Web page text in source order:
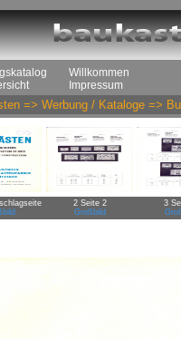
Willkommen
Impressum
=> Werbung / Kataloge =>
2 Seite 2
Großbild
3